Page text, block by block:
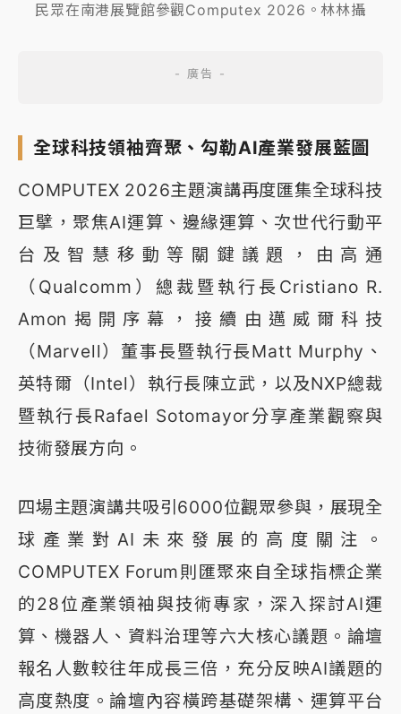
民眾在南港展覽館參觀Computex 2026。林林攝
全球科技領袖齊聚、勾勒AI產業發展藍圖
COMPUTEX 2026主題演講再度匯集全球科技
巨擘，聚焦AI運算、邊緣運算、次世代行動平
台及智慧移動等關鍵議題，由高通
（Qualcomm）總裁暨執行長Cristiano R.
Amon揭開序幕，接續由邁威爾科技
（Marvell）董事長暨執行長Matt Murphy、
英特爾（Intel）執行長陳立武，以及NXP總裁
暨執行長Rafael Sotomayor分享產業觀察與
技術發展方向。
四場主題演講共吸引6000位觀眾參與，展現全
球產業對AI未來發展的高度關注。
COMPUTEX Forum則匯聚來自全球指標企業
的28位產業領袖與技術專家，深入探討AI運
算、機器人、資料治理等六大核心議題。論壇
報名人數較往年成長三倍，充分反映AI議題的
高度熱度。論壇內容橫跨基礎架構、運算平台